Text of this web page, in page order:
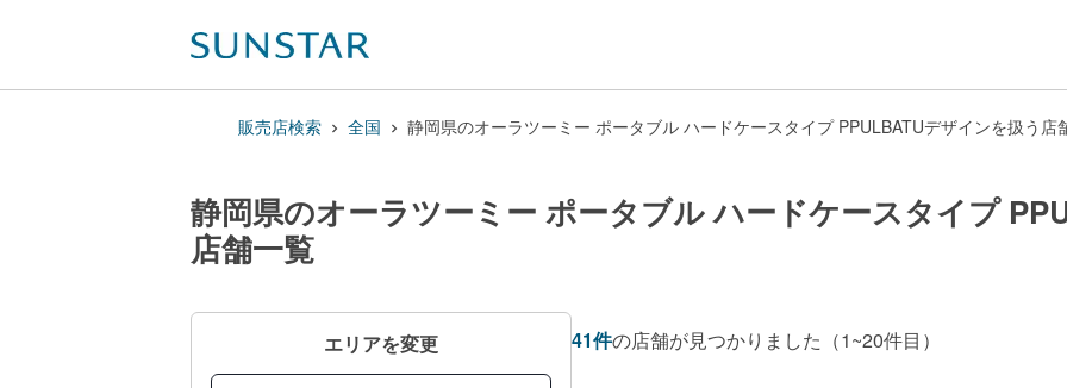
販売店検索 全国 静岡県のオーラツーミー ポータブル ハードケースタイプ PPULBATUデザインを扱う店
静岡県のオーラツーミー ポータブル ハードケースタイプ
店舗一覧
エリアを変更 41件の店舗が見つかりました （1~20件目）